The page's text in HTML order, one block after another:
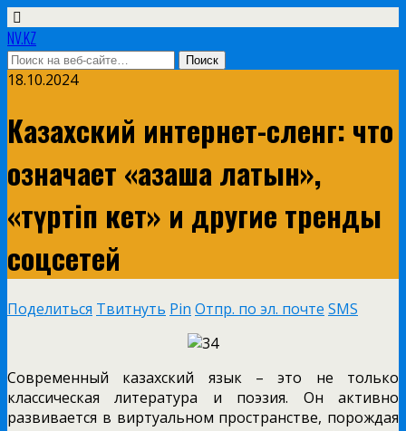
NV.KZ
18.10.2024
Казахский интернет-сленг: что
означает «қазақша латын»,
«түртіп кет» и другие тренды
соцсетей
Поделиться Твитнуть Pin Отпр. по эл. почте SMS
Современный казахский язык – это не только
классическая литература и поэзия. Он активно
развивается в виртуальном пространстве, порождая